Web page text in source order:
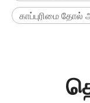
காப்புரிமை